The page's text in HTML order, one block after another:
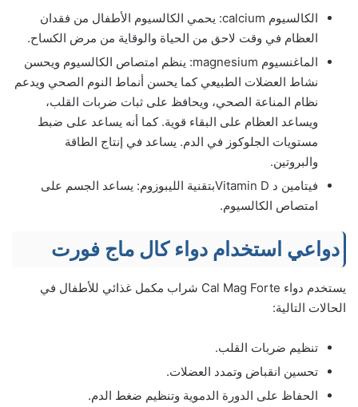
الكالسيوم calcium: يحمي الكالسيوم الأطفال من فقدان
العظام في وقت لاحق من الحياة والوقاية من مرض الكساح.
الماغنسيوم magnesium: ينظم امتصاص الكالسيوم ويحسن
نشاط العضلات الطبيعي كما يحسن أنماط النوم الصحي ويدعم
نظام المناعة الصحي، ويحافظ على ثبات ضربات القلب،
ويساعد العظام على البقاء قوية. كما أنه يساعد على ضبط
مستويات الجلوكوز في الدم. يساعد في إنتاج الطاقة
والبروتين.
فيتامين د Vitamin Dبتقنية الليبوزوم: يساعد الجسم على
امتصاص الكالسيوم.
دواعي استخدام دواء كال ماج فورت
يستخدم دواء Cal Mag Forte شراب مكمل غذائي للأطفال في
الحالات التالية:
تنظيم ضربات القلب.
تحسين انقباض وتمدد العضلات.
الحفاظ على الدورة الدموية وتنظيم ضغط الدم.